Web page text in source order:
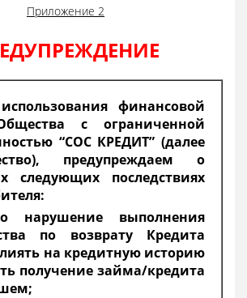
Приложение 2
финансовой
с ограниченной
“СОС КРЕДИТ” (далее
предупреждаем о
следующих последствиях
нарушение выполнения
по возврату Кредита
на кредитную историю
получение займа/кредита